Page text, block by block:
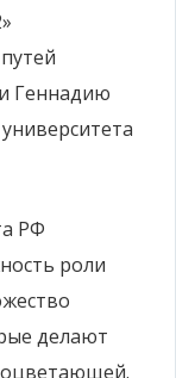
Геннадию
РФ
роли
делают